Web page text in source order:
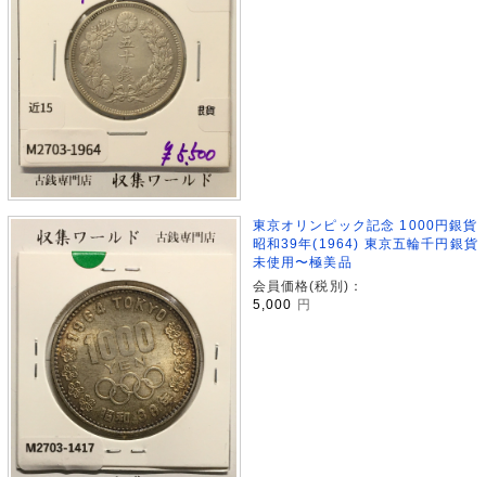
東京オリンピック記念 1000円銀貨
昭和39年(1964) 東京五輪千円銀貨
未使用〜極美品
会員価格(税別)：
5,000 円